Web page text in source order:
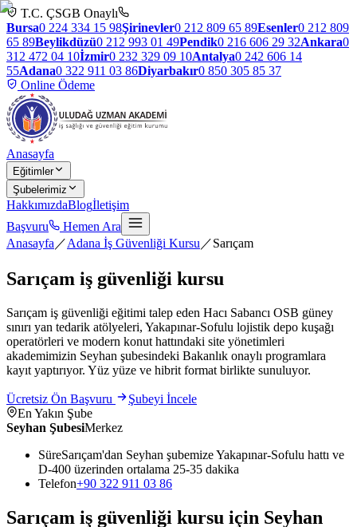
T.C. ÇSGB Onaylı
Bursa0 224 334 15 98Şirinevler0 212 809 65 89Esenler0 212 809
65 89Beylikdüzü0 212 993 01 49Pendik0 216 606 29 32Ankara0
312 472 04 10İzmir0 232 329 09 10Antalya0 242 606 14
55Adana0 322 911 03 86Diyarbakır0 850 305 85 37
Online Ödeme
Anasayfa
Eğitimler
Şubelerimiz
HakkımızdaBlogİletişim
Başvuru
Hemen Ara
Anasayfa ／Adana İş Güvenliği Kursu ／Sarıçam
Sarıçam iş güvenliği kursu
Sarıçam iş güvenliği eğitimi talep eden Hacı Sabancı OSB güney
sınırı yan tedarik atölyeleri, Yakapınar-Sofulu lojistik depo kuşağı
operatörleri ve modern konut hattındaki site yönetimleri
akademimizin Seyhan şubesindeki Bakanlık onaylı programlara
kayıt yaptırıyor. Yüz yüze ve hibrit format birlikte sunuluyor.
Ücretsiz Ön Başvuru
Şubeyi İncele
En Yakın Şube
Seyhan ŞubesiMerkez
SüreSarıçam'dan Seyhan şubemize Yakapınar-Sofulu hattı ve
D-400 üzerinden ortalama 25-35 dakika
Telefon+90 322 911 03 86
Sarıçam iş güvenliği kursu için Seyhan